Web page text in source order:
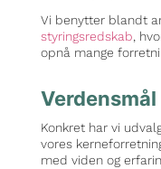
Vi benytter blandt
styringsredskab,
opnå mange
Verdensmål
Konkret har vi
vores
med viden og